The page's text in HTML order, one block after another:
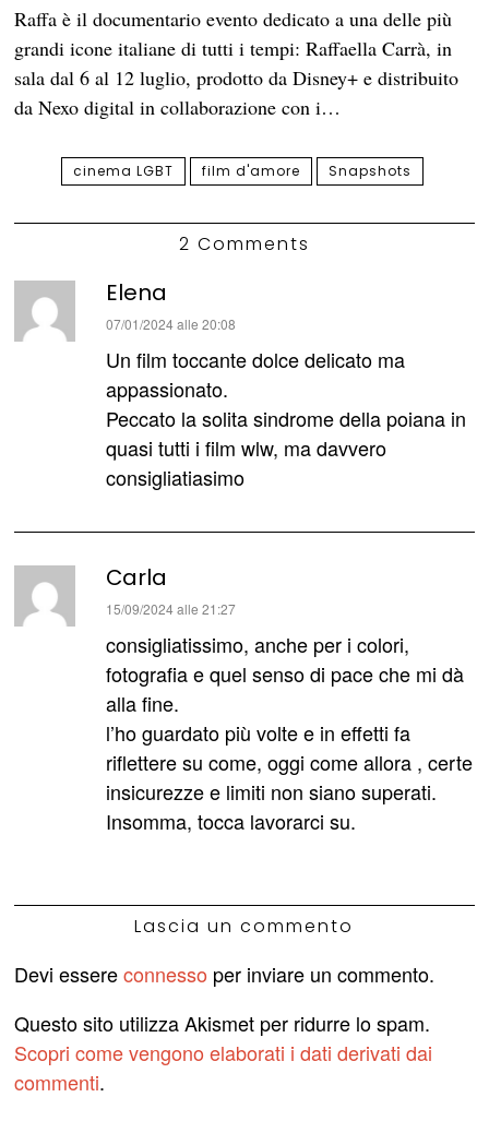
Raffa è il documentario evento dedicato a una delle più
grandi icone italiane di tutti i tempi: Raffaella Carrà, in
sala dal 6 al 12 luglio, prodotto da Disney+ e distribuito
da Nexo digital in collaborazione con i…
cinema LGBT film d'amore Snapshots
2 Comments
Elena
ha
detto:
07/01/2024 alle 20:08
Un film toccante dolce delicato ma
appassionato.
Peccato la solita sindrome della poiana in
quasi tutti i film wlw, ma davvero
consigliatiasimo
Carla
ha
detto:
15/09/2024 alle 21:27
consigliatissimo, anche per i colori,
fotografia e quel senso di pace che mi dà
alla fine.
l’ho guardato più volte e in effetti fa
riflettere su come, oggi come allora , certe
insicurezze e limiti non siano superati.
Insomma, tocca lavorarci su.
Lascia un commento
Devi essereconnesso per inviare un commento.
Questo sito utilizza Akismet per ridurre lo spam.
Scopri come vengono elaborati i dati derivati dai
commenti.